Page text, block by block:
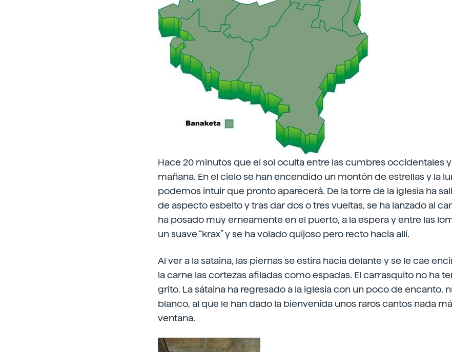
Hace 20 minutos que el sol oculta entre las cumbres occidentales
mañana. En el cielo se han encendido un montón de estrellas y la
podemos intuir que pronto aparecerá. De la torre de la iglesia ha
de aspecto esbelto y tras dar dos o tres vueltas, se ha lanzado al
ha posado muy erneamente en el puerto, a la espera y entre las
un suave “krax” y se ha volado quijoso pero recto hacia allí.
Al ver a la sataina, las piernas se estira hacia delante y se le cae
la carne las cortezas afiladas como espadas. El carrasquito no ha
grito. La sátaina ha regresado a la iglesia con un poco de encanto,
blanco, al que le han dado la bienvenida unos raros cantos nada
ventana.